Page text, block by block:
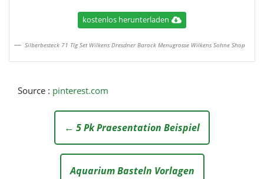
kostenlos herunterladen
Silberbesteck 71 Tlg Set Wilkens Dresdner Barock Menugrosse Wilkens Sohne Shop
Source : pinterest.com
← 5 Pk Praesentation Beispiel
Aquarium Basteln Vorlagen